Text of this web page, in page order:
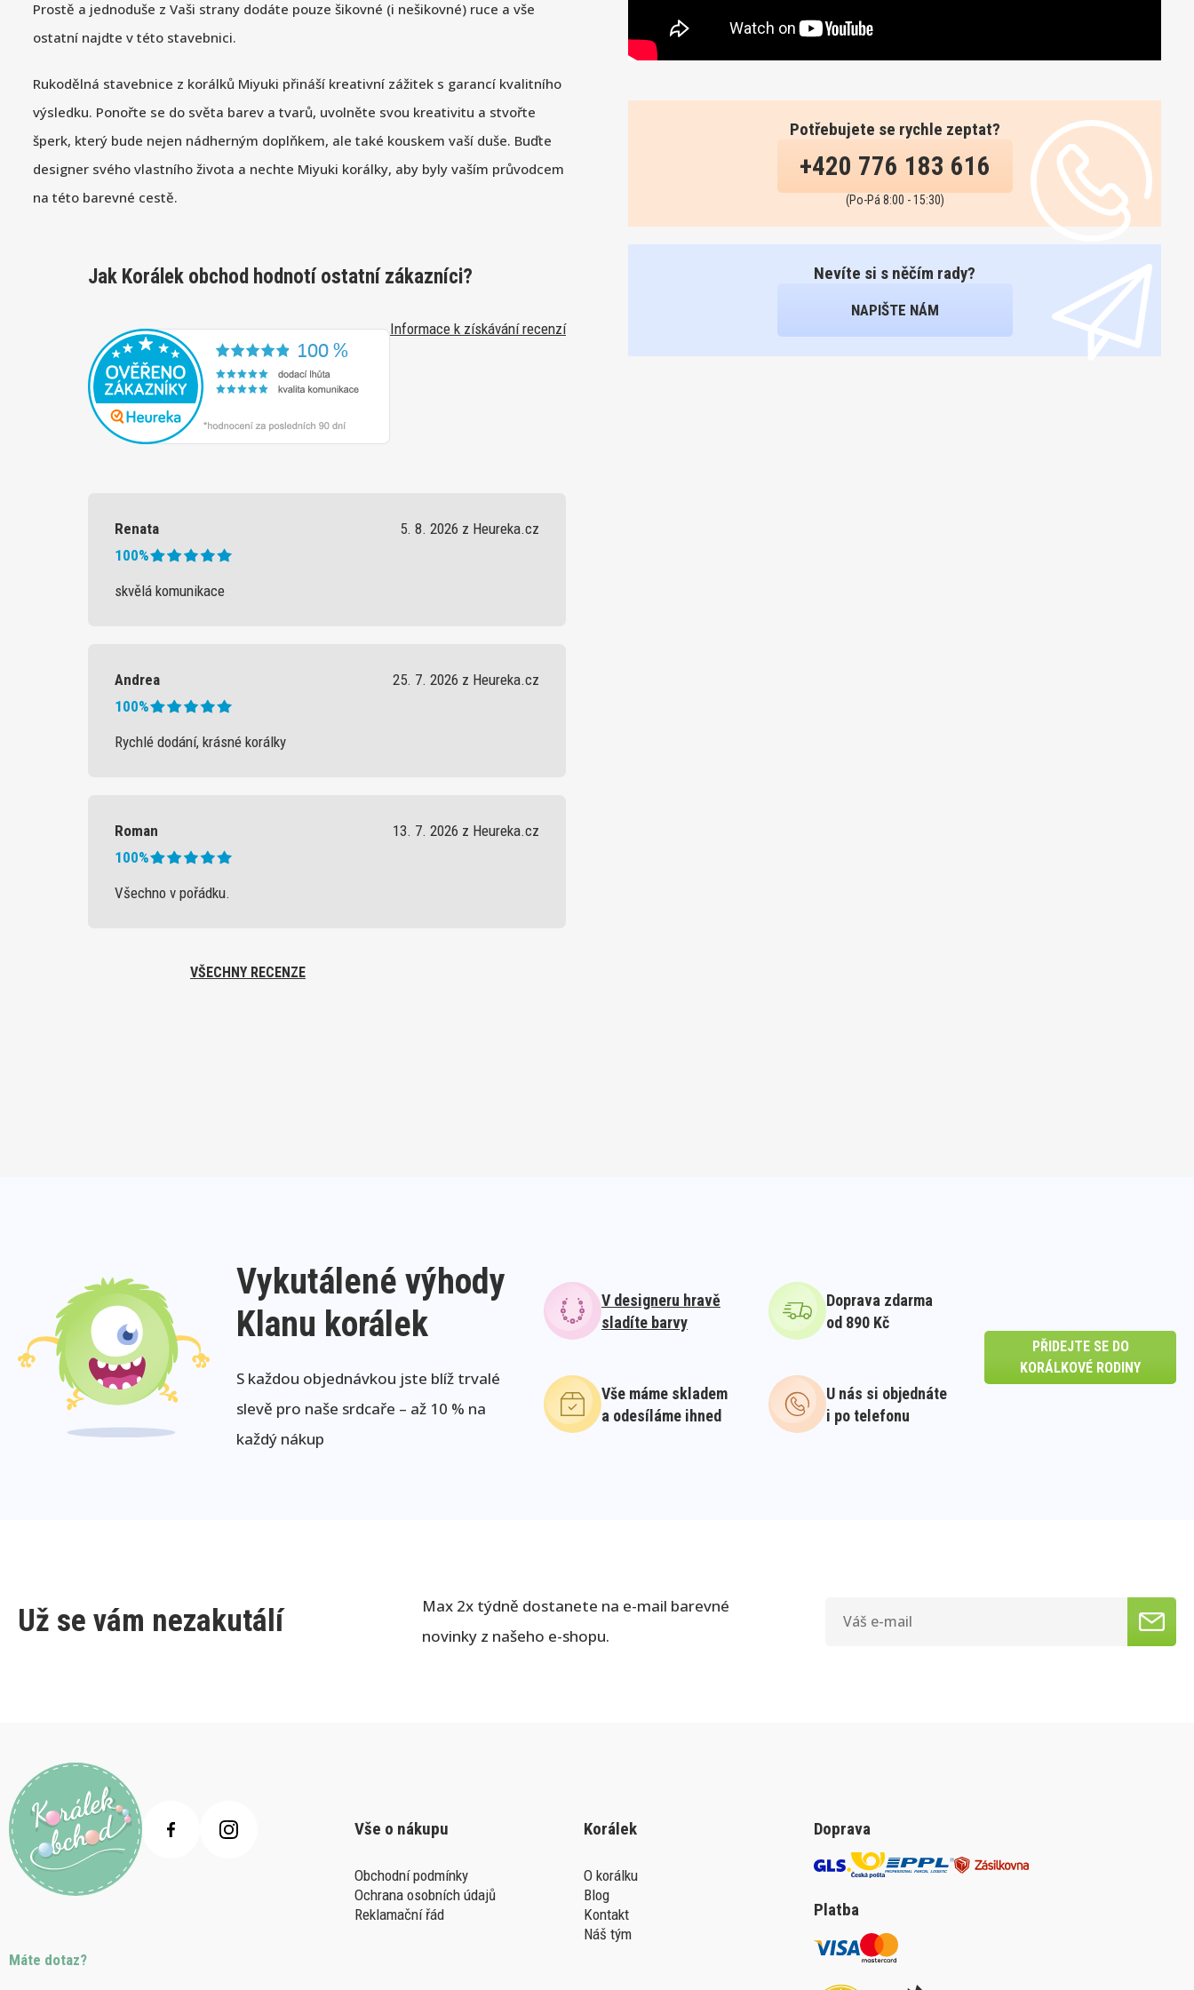
Prostě a jednoduše z Vaši strany dodáte pouze šikovné (i nešikovné) ruce a vše
ostatní najdte v této stavebnici.
Rukodělná stavebnice z korálků Miyuki přináší kreativní zážitek s garancí kvalitního
výsledku. Ponořte se do světa barev a tvarů, uvolněte svou kreativitu a stvořte
šperk, který bude nejen nádherným doplňkem, ale také kouskem vaší duše. Buďte
designer svého vlastního života a nechte Miyuki korálky, aby byly vaším průvodcem
na této barevné cestě.
Jak Korálek obchod hodnotí ostatní zákazníci?
Informace k získávání recenzí
Renata
5. 8. 2026 z Heureka.cz
100%
skvělá komunikace
Andrea
25. 7. 2026 z Heureka.cz
100%
Rychlé dodání, krásné korálky
Roman
13. 7. 2026 z Heureka.cz
100%
Všechno v pořádku.
VŠECHNY RECENZE
Potřebujete se rychle zeptat?
+420 776 183 616
(Po-Pá 8:00 - 15:30)
Nevíte si s něčím rady?
NAPIŠTE NÁM
Vykutálené výhody
Klanu korálek
S každou objednávkou jste blíž trvalé
slevě pro naše srdcaře – až 10 % na
každý nákup
V designeru hravě
sladíte barvy
Doprava zdarma
od 890 Kč
Vše máme skladem
a odesíláme ihned
U nás si objednáte
i po telefonu
PŘIDEJTE SE DO
KORÁLKOVÉ RODINY
Už se vám nezakutálí
Max 2x týdně dostanete na e-mail barevné
novinky z našeho e-shopu.
Máte dotaz?
Vše o nákupu
Obchodní podmínky
Ochrana osobních údajů
Reklamační řád
Korálek
O korálku
Blog
Kontakt
Náš tým
Doprava
Platba